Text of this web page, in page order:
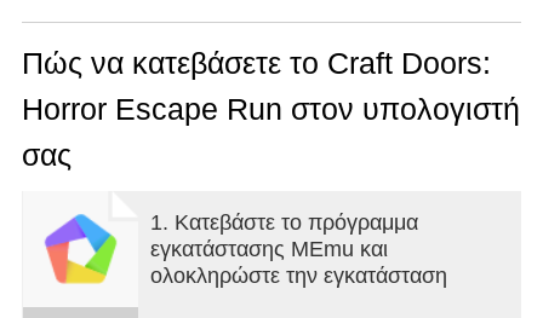
But remember to look around! Who knows what’s
hiding in the dark...
The end objective of this game is to get through all
the next door, escape the thrilling maze filled with
collect keys, coins & useful tools. Your life skills,
bravery and reflexes will be tested through endless
runs. Use each death as a lesson cuz you don't
Πώς να κατεβάσετε το Craft Doors:
Horror Escape Run στον υπολογιστή
σας
1. Κατεβάστε το πρόγραμμα
εγκατάστασης MEmu και
ολοκληρώστε την εγκατάσταση